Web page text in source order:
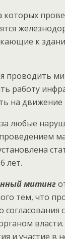
которых
к
проводить
работу
на движение
любые
лет.
митинг
тем, что
согласования с
и участие в